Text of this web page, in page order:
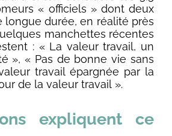
« officiels » dont deux
longue durée, en réalité près
manchettes récentes
: « La valeur travail, un
», « Pas de bonne vie sans
travail épargnée par la
de la valeur travail ».
expliquent ce